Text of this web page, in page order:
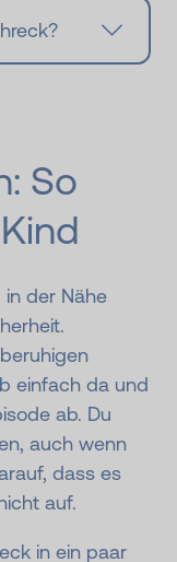
So
in der Nähe
einfach da und
ab. Du
auch wenn
dass es
auf.
in ein paar